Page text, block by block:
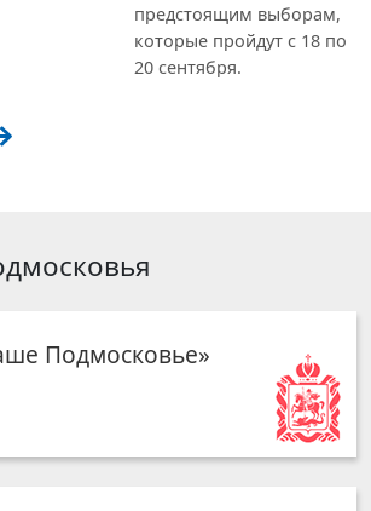
предстоящим выборам,
которые пройдут с 18 по
20 сентября.
Подмосковье»